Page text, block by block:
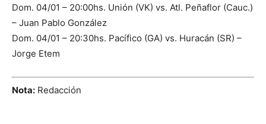
Dom. 04/01 – 20:00hs. Unión (VK) vs. Atl. Peñaflor (Cauc.)
– Juan Pablo González
Dom. 04/01 – 20:30hs. Pacífico (GA) vs. Huracán (SR) –
Jorge Etem
Nota: Redacción